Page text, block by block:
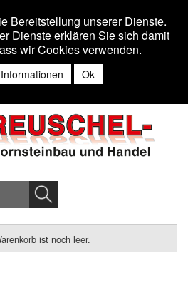
Anmelden
ist noch leer.
MENU Toggle
Bereitstellung unserer Dienste.
Dienste erklären Sie sich damit
wir Cookies verwenden.
Ok